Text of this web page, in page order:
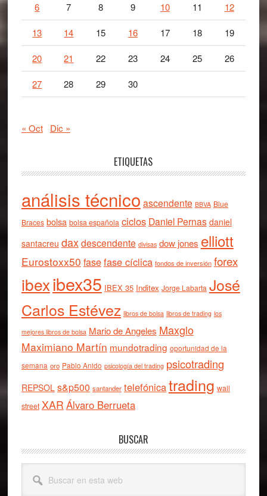
6 7 8 9 10 11 12
13 14 15 16 17 18 19
20 21 22 23 24 25 26
27 28 29 30
« Oct Dic »
ETIQUETAS
análisis técnico ascendente BBVA Blue
Braces bolsa bolsa española ciclos Daniel Pernas daniel
santacreu daxdescendente divisas dow jones elliott
Eurostoxx50 fasefase cíclica fondos de inversión forex
ibexibex35 IBEX 35 Inditex Jorge Labarta José
Carlos Estévez libros de bolsa libros de trading los
mejores libros de bolsa Mario de Angeles Maxglo
Maximiano Martín mundotrading oportunidad de la
semana oro Pablo Anido psicología del trading psicotrading
REPSOL s&p500 santander telefónicatrading wall
street XAR Álvaro Berrueta
BUSCAR